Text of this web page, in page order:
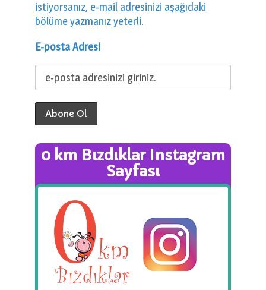
istiyorsanız, e-mail adresinizi aşağıdaki
bölüme yazmanız yeterli.
E-posta Adresi
0 km Bızdıklar Instagram
Sayfası